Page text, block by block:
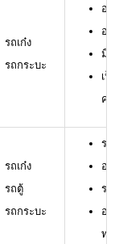
รถเก๋ง
รถกระบะ
อา
อา
มีร
เป็
คร
รถเก๋ง
รถตู้
รถกระบะ
รถ
อา
รา
อา
ทด